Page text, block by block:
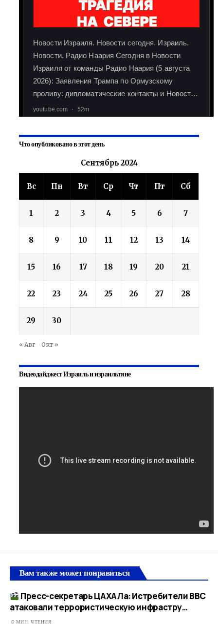
Что опубликовано в этот день
Сентябрь 2024
Вс Пн Вт Ср Чт Пт Сб
1 2 3 4 5 6 7
8 9 10 11 12 13 14
15 16 17 18 19 20 21
22 23 24 25 26 27 28
29 30
« Авг Окт »
Видеодайджест Израиль и израильтяне
Вам также может понравиться
Пресс-секретарь ЦАХАЛа: Истребители ВВС
атаковали террористическую инфрастру…​
0 МИН. ЧТЕНИЯ